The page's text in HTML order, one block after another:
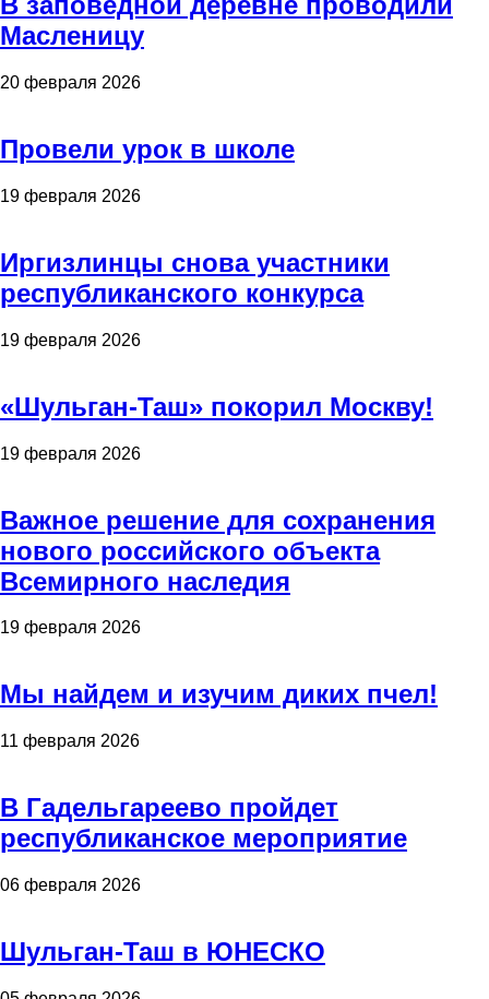
Масленицу
20 февраля 2026
Провели урок в школе
19 февраля 2026
Иргизлинцы снова участники
республиканского конкурса
19 февраля 2026
«Шульган-Таш» покорил Москву!
19 февраля 2026
Важное решение для сохранения
нового российского объекта
Всемирного наследия
19 февраля 2026
Мы найдем и изучим диких пчел!
11 февраля 2026
В Гадельгареево пройдет
республиканское мероприятие
06 февраля 2026
Шульган-Таш в ЮНЕСКО